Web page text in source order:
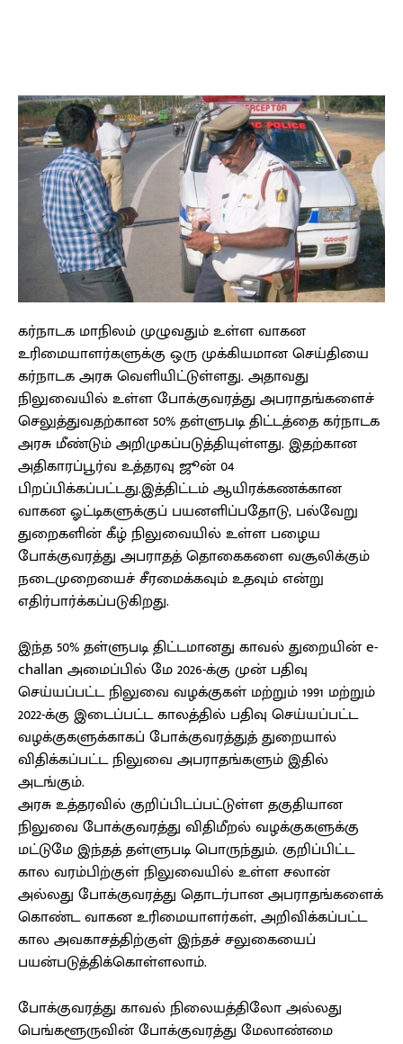
கர்நாடக மாநிலம் முழுவதும் உள்ள வாகன
உரிமையாளர்களுக்கு ஒரு முக்கியமான செய்தியை
கர்நாடக அரசு வெளியிட்டுள்ளது. அதாவது
நிலுவையில் உள்ள போக்குவரத்து அபராதங்களைச்
செலுத்துவதற்கான 50% தள்ளுபடி திட்டத்தை கர்நாடக
அரசு மீண்டும் அறிமுகப்படுத்தியுள்ளது. இதற்கான
அதிகாரப்பூர்வ உத்தரவு ஜூன் 04
பிறப்பிக்கப்பட்டது.இத்திட்டம் ஆயிரக்கணக்கான
வாகன ஓட்டிகளுக்குப் பயனளிப்பதோடு, பல்வேறு
துறைகளின் கீழ் நிலுவையில் உள்ள பழைய
போக்குவரத்து அபராதத் தொகைகளை வசூலிக்கும்
நடைமுறையைச் சீரமைக்கவும் உதவும் என்று
எதிர்பார்க்கப்படுகிறது.
இந்த 50% தள்ளுபடி திட்டமானது காவல் துறையின் e-
challan அமைப்பில் மே 2026-க்கு முன் பதிவு
செய்யப்பட்ட நிலுவை வழக்குகள் மற்றும் 1991 மற்றும்
2022-க்கு இடைப்பட்ட காலத்தில் பதிவு செய்யப்பட்ட
வழக்குகளுக்காகப் போக்குவரத்துத் துறையால்
விதிக்கப்பட்ட நிலுவை அபராதங்களும் இதில்
அடங்கும்.
அரசு உத்தரவில் குறிப்பிடப்பட்டுள்ள தகுதியான
நிலுவை போக்குவரத்து விதிமீறல் வழக்குகளுக்கு
மட்டுமே இந்தத் தள்ளுபடி பொருந்தும். குறிப்பிட்ட
கால வரம்பிற்குள் நிலுவையில் உள்ள சலான்
அல்லது போக்குவரத்து தொடர்பான அபராதங்களைக்
கொண்ட வாகன உரிமையாளர்கள், அறிவிக்கப்பட்ட
கால அவகாசத்திற்குள் இந்தச் சலுகையைப்
பயன்படுத்திக்கொள்ளலாம்.
போக்குவரத்து காவல் நிலையத்திலோ அல்லது
பெங்களூருவின் போக்குவரத்து மேலாண்மை